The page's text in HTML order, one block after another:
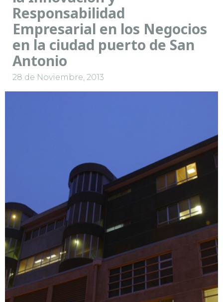
Responsabilidad
Empresarial en los Negocios
en la ciudad puerto de San
Antonio
28 de Noviembre, 2013